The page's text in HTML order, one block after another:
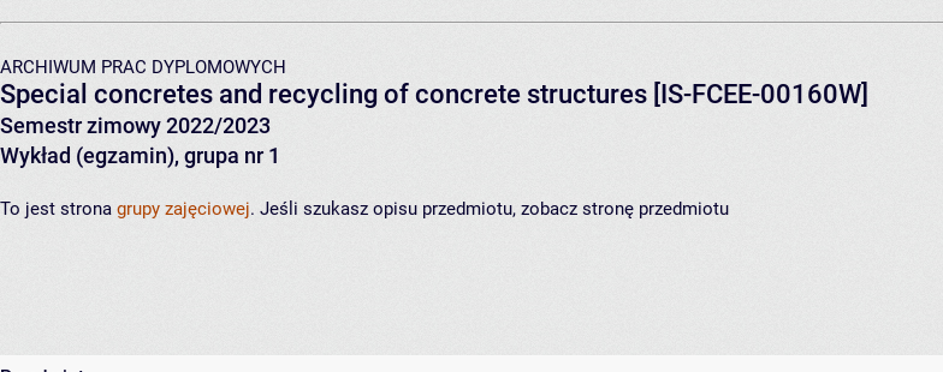
ARCHIWUM PRAC DYPLOMOWYCH
Special concretes and recycling of concrete structures [IS-FCEE-00160W]
Semestr zimowy 2022/2023
Wykład (egzamin), grupa nr 1
To jest strona grupy zajęciowej. Jeśli szukasz opisu przedmiotu, zobacz stronę przedmiotu